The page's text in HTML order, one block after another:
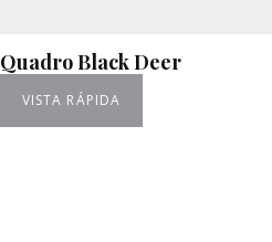
Quadro Black Deer
VISTA RÁPIDA